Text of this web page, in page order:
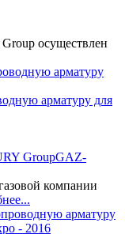
осуществлен
арматуру для
GroupGAZ-
компании